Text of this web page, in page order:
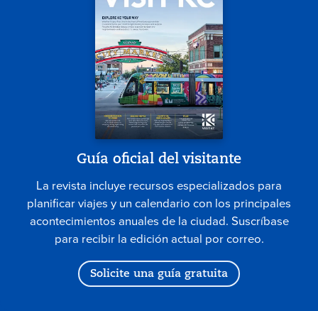
Guía oficial del visitante
La revista incluye recursos especializados para
planificar viajes y un calendario con los principales
acontecimientos anuales de la ciudad. Suscríbase
para recibir la edición actual por correo.
Solicite una guía gratuita